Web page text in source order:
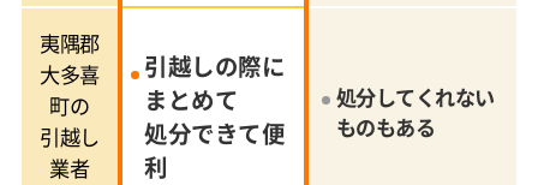
夷隅郡
大多喜
町の
引越し
業者
引越しの際に
まとめて
処分できて便
利
処分してくれない
ものもある